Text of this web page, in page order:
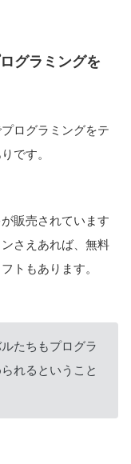
グラミングを
ログラミングをテ
です。
販売されています
さえあれば、無料
トもあります。
たちもプログラ
れるということ